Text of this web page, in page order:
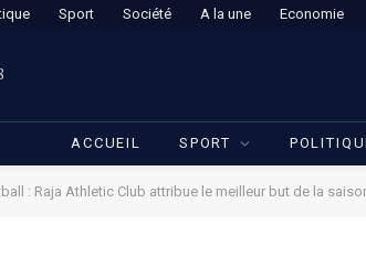
Sport Société A la une Economie
ACCUEIL SPORT
: Raja Athletic Club attribue le meilleur but de la